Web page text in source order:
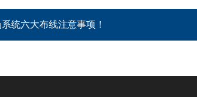
统六大布线注意事项！